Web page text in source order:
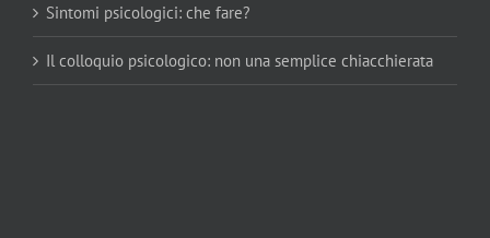
Sintomi psicologici: che fare?
Il colloquio psicologico: non una semplice chiacchierata